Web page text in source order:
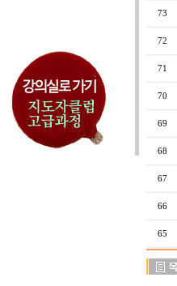
73
72
71
70
69
68
67
66
65